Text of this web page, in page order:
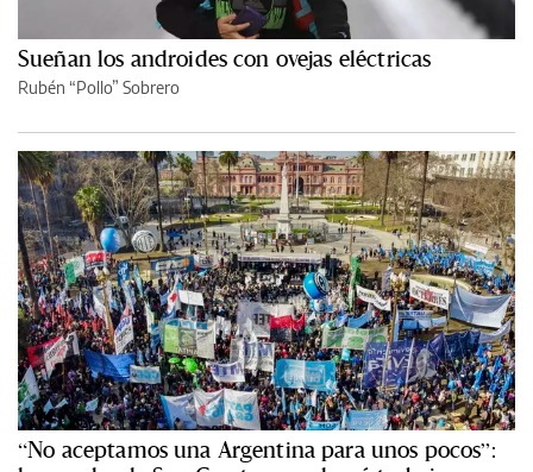
Sueñan los androides con ovejas eléctricas
Rubén “Pollo” Sobrero
“No aceptamos una Argentina para unos pocos”: